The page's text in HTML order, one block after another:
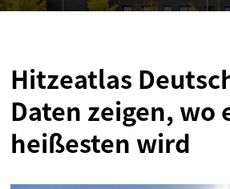
Hitzeatlas
Daten zeigen, wo
heißesten wird